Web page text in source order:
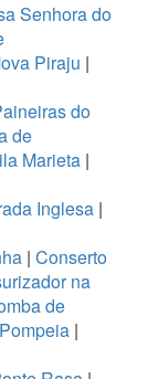
Senhora do
Piraju |
do
de
Marieta |
Inglesa |
| Conserto
na
de
|